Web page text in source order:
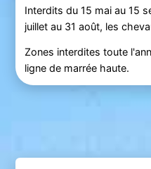
Interdits du 15 mai au 15
juillet au 31 août, les
Zones interdites toute
ligne de marrée haute.